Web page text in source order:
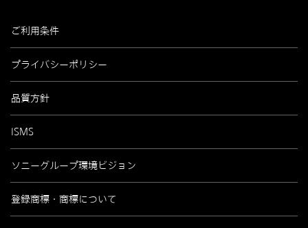
ご利用条件
プライバシーポリシー
品質方針
ISMS
ソニーグループ環境ビジョン
登録商標・商標について